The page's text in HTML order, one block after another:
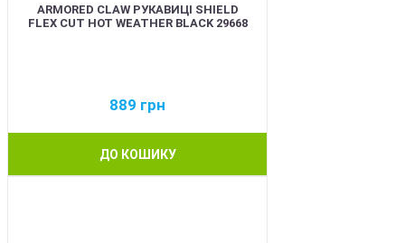
ARMORED CLAW РУКАВИЦІ SHIELD
FLEX CUT HOT WEATHER BLACK 29668
889 грн
ДО КОШИКУ